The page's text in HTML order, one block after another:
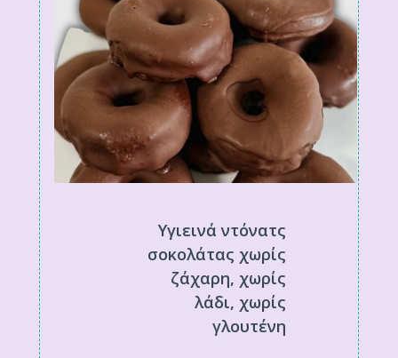
Υγιεινά ντόνατς
σοκολάτας χωρίς
ζάχαρη, χωρίς
λάδι, χωρίς
γλουτένη